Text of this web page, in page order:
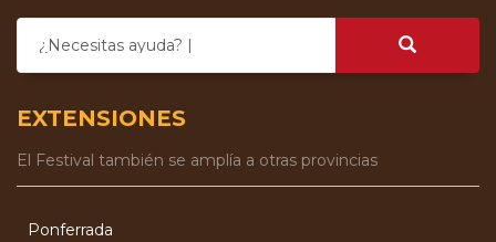
¿Necesitas ayuda?
EXTENSIONES
El Festival también se amplía a otras provincias
Ponferrada